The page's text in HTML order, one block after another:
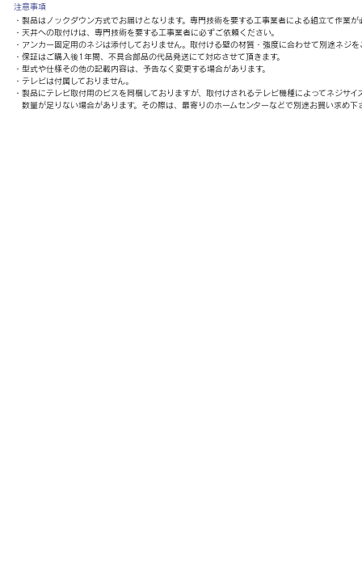
注意事項
・製品はノックダウン方式でお届けとなります。専門技術を要する工事業者による組立て作業が
・天井への取付けは、専門技術を要する工事業者に必ずご依頼ください。
・アンカー固定用のネジは添付しておりません。取付ける壁の材質・強度に合わせて別途ネジ
・保証はご購入後1年間、不具合部品の代品発送にて対応させて頂きます。
・型式や仕様その他の記載内容は、予告なく変更する場合があります。
・テレビは付属しておりません。
・製品にテレビ取付用のビスを同梱しておりますが、取付けされるテレビ機種によってネジサイ
数量が足りない場合があります。その際は、最寄りのホームセンターなどで別途お買い求め下